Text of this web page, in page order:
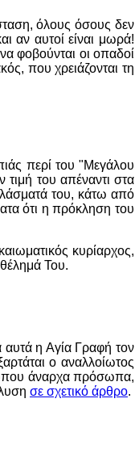
όλους όσους δεν
αν αυτοί είναι μωρά!
φοβούνται οι οπαδοί
που χρειάζονται τη
περί του "Μεγάλου
τιμή του απέναντι στα
του, κάτω από
ότι η πρόκληση του
κυρίαρχος,
Του.
η Αγία Γραφή τον
ο αναλλοίωτος
άναρχα πρόσωπα,
σε σχετικό άρθρο.